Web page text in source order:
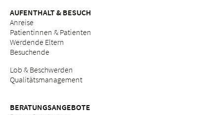
AUFENTHALT & BESUCH
Anreise
Patientinnen & Patienten
Werdende Eltern
Besuchende
Lob & Beschwerden
Qualitätsmanagement
BERATUNGSANGEBOTE